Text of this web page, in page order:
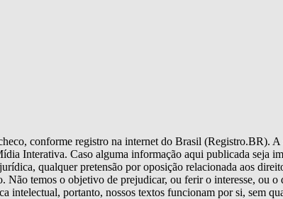
conforme registro na internet do Brasil (Registro.BR).
Interativa. Caso alguma informação aqui publicada seja
qualquer pretensão por oposição relacionada aos
Não temos o objetivo de prejudicar, ou ferir o interesse, ou
intelectual, portanto, nossos textos funcionam por si, sem